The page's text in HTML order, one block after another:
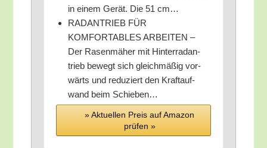
in einem Gerät. Die 51 cm…
RADANTRIEB FÜR
KOMFORTABLES ARBEITEN –
Der Rasen­mä­her mit Hin­ter­rad­an­
trieb bewegt sich gleich­mä­ßig vor­
wärts und redu­ziert den Kraft­auf­
wand beim Schieben…
» Aktu­el­len Preis auf Ama­zon
prü­fen »